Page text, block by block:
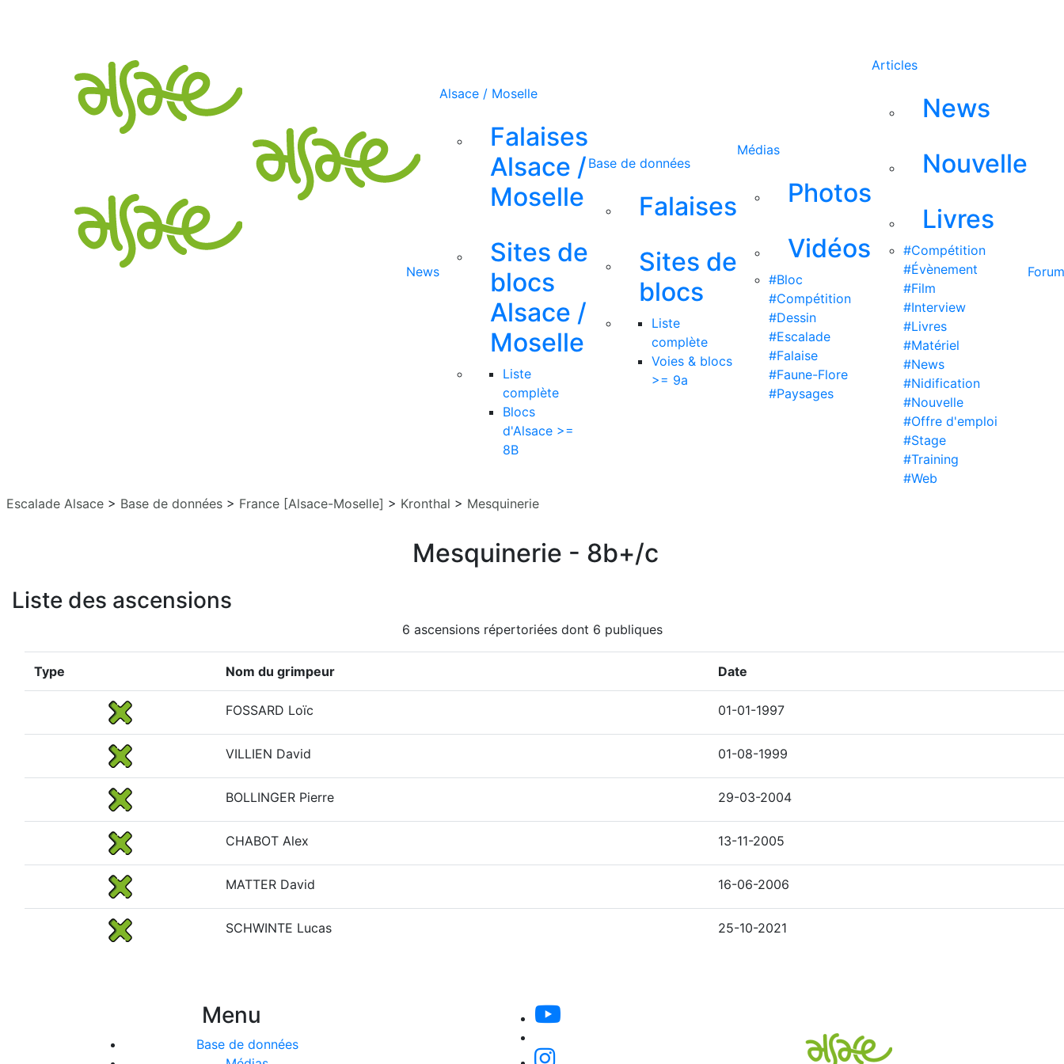
News
Alsace / Moselle
Falaises
Alsace /
Moselle
Sites de
blocs
Alsace /
Moselle
Liste
complète
Blocs
d'Alsace >=
8B
Base de données
Falaises
Sites de
blocs
Liste
complète
Voies & blocs
>= 9a
Médias
Photos
Vidéos
#Bloc
#Compétition
#Dessin
#Escalade
#Falaise
#Faune-Flore
#Paysages
Articles
News
Nouvelle
Livres
#Compétition
#Évènement
#Film
#Interview
#Livres
#Matériel
#News
#Nidification
#Nouvelle
#Offre d'emploi
#Stage
#Training
#Web
Forum
Escalade Alsace > Base de données > France [Alsace-Moselle] > Kronthal > Mesquinerie
Mesquinerie - 8b+/c
Liste des ascensions
6 ascensions répertoriées dont 6 publiques
Type Nom du grimpeur Date
FOSSARD Loïc 01-01-1997
VILLIEN David 01-08-1999
BOLLINGER Pierre 29-03-2004
CHABOT Alex 13-11-2005
MATTER David 16-06-2006
SCHWINTE Lucas 25-10-2021
Menu
Base de données